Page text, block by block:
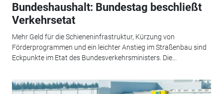
Bundeshaushalt: Bundestag beschließt
Verkehrsetat
Mehr Geld für die Schieneninfrastruktur, Kürzung von
Förderprogrammen und ein leichter Anstieg im Straßenbau sind
Eckpunkte im Etat des Bundesverkehrsministers. Die...